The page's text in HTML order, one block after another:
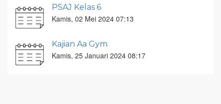
PSAJ Kelas 6
Kamis, 02 Mei 2024 07:13
Kajian Aa Gym
Kamis, 25 Januari 2024 08:17